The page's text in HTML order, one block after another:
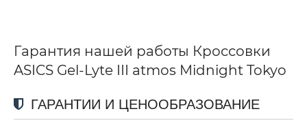
Гарантия нашей работы Кроссовки
ASICS Gel-Lyte III atmos Midnight Tokyo
ГАРАНТИИ И ЦЕНООБРАЗОВАНИЕ